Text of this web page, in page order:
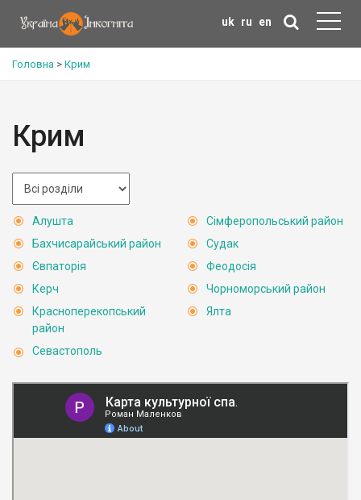
uk ru en
Головна > Крим
Крим
Алушта
Бахчисарайський район
Євпаторія
Керч
Красноперекопський
район
Севастополь
Сімферопольський район
Судак
Феодосія
Чорноморський район
Ялта